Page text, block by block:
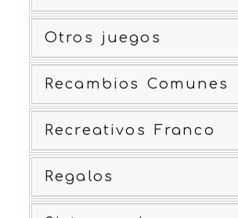
Otros juegos
Recambios Comunes
Recreativos Franco
Regalos